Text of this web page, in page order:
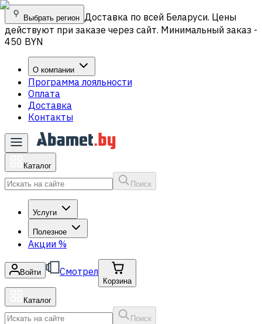
Выбрать регион Доставка по всей Беларуси. Цены
действуют при заказе через сайт. Минимальный заказ -
450 BYN
О компании
Программа лояльности
Оплата
Доставка
Контакты
Каталог
Поиск
Услуги
Полезное
Акции %
Войти Смотрел
Корзина
Каталог
Поиск